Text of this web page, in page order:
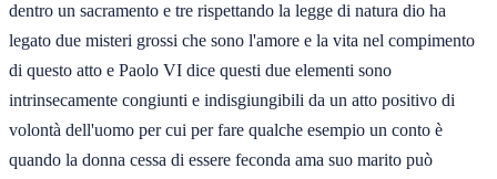
dentro un sacramento e tre rispettando la legge di natura dio ha
legato due misteri grossi che sono l'amore e la vita nel compimento
di questo atto e Paolo VI dice questi due elementi sono
intrinsecamente congiunti e indisgiungibili da un atto positivo di
volontà dell'uomo per cui per fare qualche esempio un conto è
quando la donna cessa di essere feconda ama suo marito può